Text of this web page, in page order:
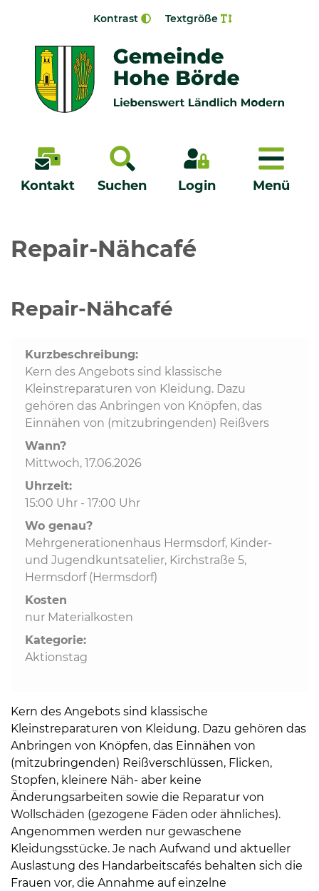
Kontrast Textgröße
Kontakt Suchen Login Menü
Menü
Neuigkeiten
Kommunalpolitik
Bildung und Soziales
Wirtschaft, Bauen, Verkehr
Tourismus, Freizeit, Dorfleben
Ehrenamt und Engagement
Repair-Nähcafé
Repair-Nähcafé
Kurzbeschreibung:
Kern des Angebots sind klassische
Kleinstreparaturen von Kleidung. Dazu
gehören das Anbringen von Knöpfen, das
Einnähen von (mitzubringenden) Reißvers
Wann?
Mittwoch, 17.06.2026
Uhrzeit:
15:00 Uhr - 17:00 Uhr
Wo genau?
Mehrgenerationenhaus Hermsdorf, Kinder-
und Jugendkuntsatelier, Kirchstraße 5,
Hermsdorf (Hermsdorf)
Kosten
nur Materialkosten
Kategorie:
Aktionstag
Kern des Angebots sind klassische
Kleinstreparaturen von Kleidung. Dazu gehören das
Anbringen von Knöpfen, das Einnähen von
(mitzubringenden) Reißverschlüssen, Flicken,
Stopfen, kleinere Näh- aber keine
Änderungsarbeiten sowie die Reparatur von
Wollschäden (gezogene Fäden oder ähnliches).
Angenommen werden nur gewaschene
Kleidungsstücke. Je nach Aufwand und aktueller
Auslastung des Handarbeitscafés behalten sich die
Frauen vor, die Annahme auf einzelne